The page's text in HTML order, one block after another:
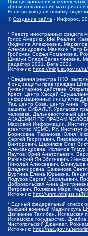
При цитировании и
Для использования
Если вы увидели ошибку,
©Создание сайта - Инфорос,
* Реестр иностранных средств
Голос Америки, Idel.Реалии,
Людмила Алексеевна,
Александрович, Маняхин Петр
Гройсман Софья Романовна,
Шмагун Олеся Валентиновна,
редактор 2021, Вега 2021
Источник: https://minjust.gov.ru/
* Сведения реестра НКО,
Фонд защиты прав граждан
Гуманитарное действие,
Крест, Центр Хасдей
информационных инициатив
Так, центр Сова, центр Анна,
защиты СИБАЛЬТ, Уральская
человека, Дальневосточный
АКАДЕМИЯ ПО ПРАВАМ
Массовой Информации,
агентство МЕМО. РУ, Институт
Борисовна, Таранова Юлия
Сергей Георгиевич,
Викторович, Шарипков Олег
Александровна, Исламов
Паутов Юрий Анатольевич,
Рачинский Ян Збигневич,
Николай Алексеевич,
Владимировна, Баженова
Буртина Елена Юрьевна,
Подузов Сергей Васильевич,
Добровольская Анна
Петрович, Полякова Мара
Источник: http://unro.minjust.ru/
* Единый федеральный список
Высший военный Маджлисуль
Движение Талибан, Исламская
Исламское государство,
Чистопольский Джамаат,
Источник: http://nac.gov.ru/